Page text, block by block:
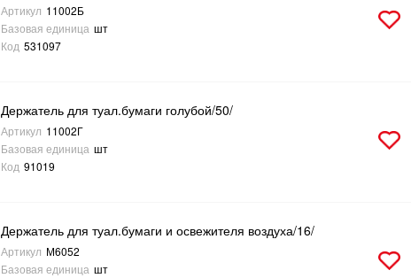
Артикул 11002Б
Базовая единица шт
Код 531097
Держатель для туал.бумаги голубой/50/
Артикул 11002Г
Базовая единица шт
Код 91019
Держатель для туал.бумаги и освежителя воздуха/16/
Артикул М6052
Базовая единица шт